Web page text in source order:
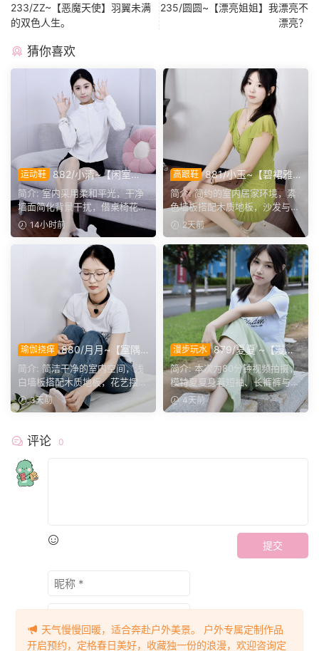
233/ZZ~【恶魔天使】羽翼未满
的双色人生。
235/圆圆~【漂亮姐姐】我漂亮不
漂亮？
猜你喜欢
运动鞋
882/小清~【闲室倩
影】素室柔光映穿搭，多样姿
态演绎清爽休闲格调。
简介: 室内采用柔和平光，干净
墙面简化背景干扰，借桌椅花艺
丰富画面层次。兼顾全...
14小时前
高跟鞋 881/小玉~【碧裙雅
姿】一室柔光衬绿裙，错落姿
态尽显温婉格调。
简介: 简约的室内居家环境，素
色墙板搭配木质地板，沙发与办
公椅丰富场景层次。小...
2天前
瑜伽挠痒 880/月月~【室隅
姿影】雅室定格多样姿态，记
录鞋袜与肢体的百态呈现。
简介: 简洁干净的室内空间，浅
白墙板搭配木质地板，花艺摆件
点缀场景。月月身着白...
3天前
漫步玩水 879/夏夏 ~【漫步
磨袜】80分钟视频拍摄，模
特穿丝质船袜踩水踩泥，对焦
袜子磨损变化镜头。
简介: 本次为80分钟视频拍摄，
模特夏夏身着短袖、长裤裤与丝
质船袜，修整干净脚趾...
4天前
评论 0
提交
天气慢慢回暖，适合奔赴户外美景。 户外专属定制作品
开启预约，定格春日美好，收藏独一份的浪漫，欢迎咨询定